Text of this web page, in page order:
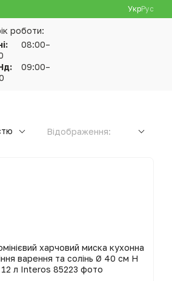
УкрРус
роботи:
08:00–
09:00–
Відображення: